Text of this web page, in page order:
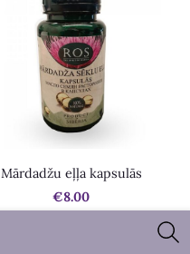
Mārdadžu eļļa kapsulās
€8.00